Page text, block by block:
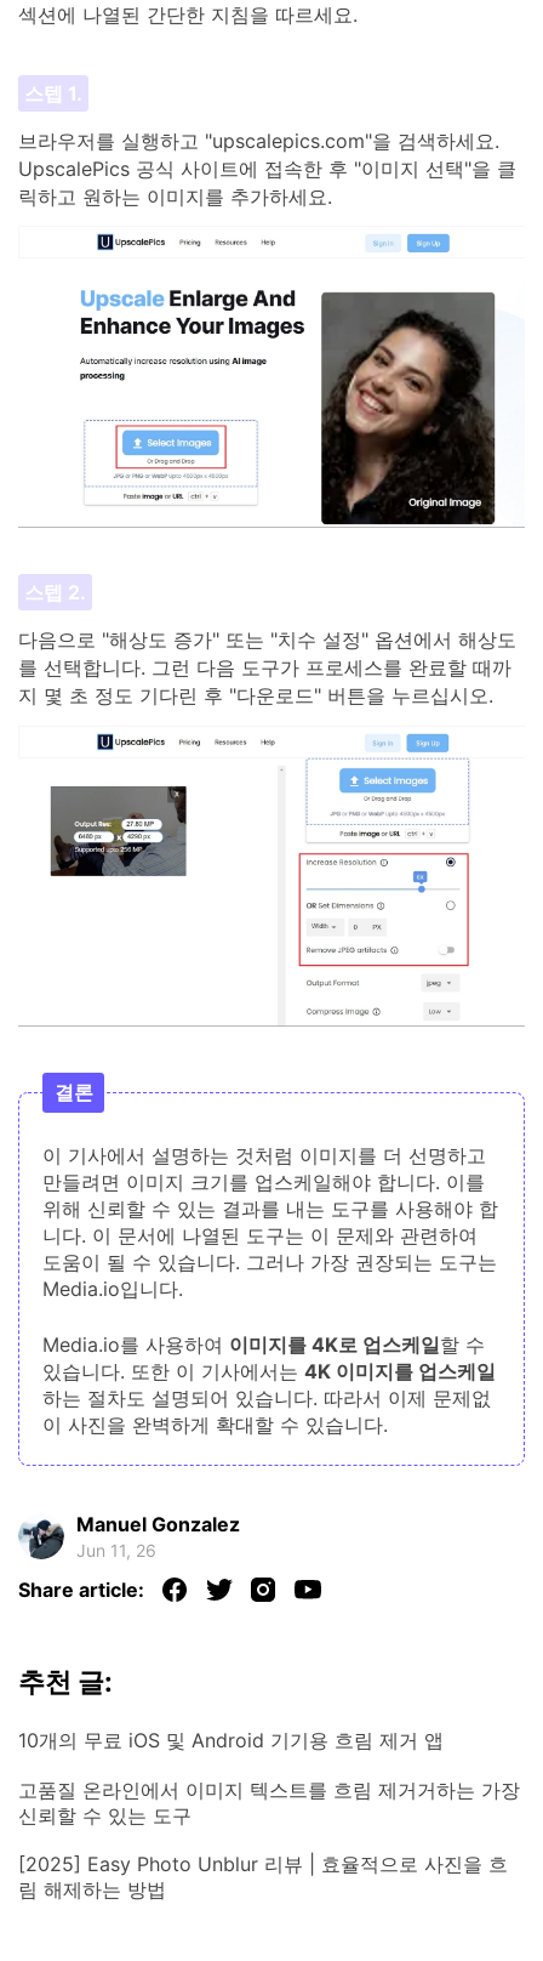
섹션에 나열된 간단한 지침을 따르세요.
스텝 1.
브라우저를 실행하고 "upscalepics.com"을 검색하세요.
UpscalePics 공식 사이트에 접속한 후 "이미지 선택"을 클
릭하고 원하는 이미지를 추가하세요.
스텝 2.
다음으로 "해상도 증가" 또는 "치수 설정" 옵션에서 해상도
를 선택합니다. 그런 다음 도구가 프로세스를 완료할 때까
지 몇 초 정도 기다린 후 "다운로드" 버튼을 누르십시오.
결론
이 기사에서 설명하는 것처럼 이미지를 더 선명하고
만들려면 이미지 크기를 업스케일해야 합니다. 이를
위해 신뢰할 수 있는 결과를 내는 도구를 사용해야 합
니다. 이 문서에 나열된 도구는 이 문제와 관련하여
도움이 될 수 있습니다. 그러나 가장 권장되는 도구는
Media.io입니다.
Media.io를 사용하여 이미지를 4K로 업스케일할 수
있습니다. 또한 이 기사에서는4K 이미지를 업스케일
하는 절차도 설명되어 있습니다. 따라서 이제 문제없
이 사진을 완벽하게 확대할 수 있습니다.
Manuel Gonzalez
Jun 11, 26
Share article:
추천 글:
10개의 무료 iOS 및 Android 기기용 흐림 제거 앱
고품질 온라인에서 이미지 텍스트를 흐림 제거거하는 가장
신뢰할 수 있는 도구
[2025] Easy Photo Unblur 리뷰 | 효율적으로 사진을 흐
림 해제하는 방법